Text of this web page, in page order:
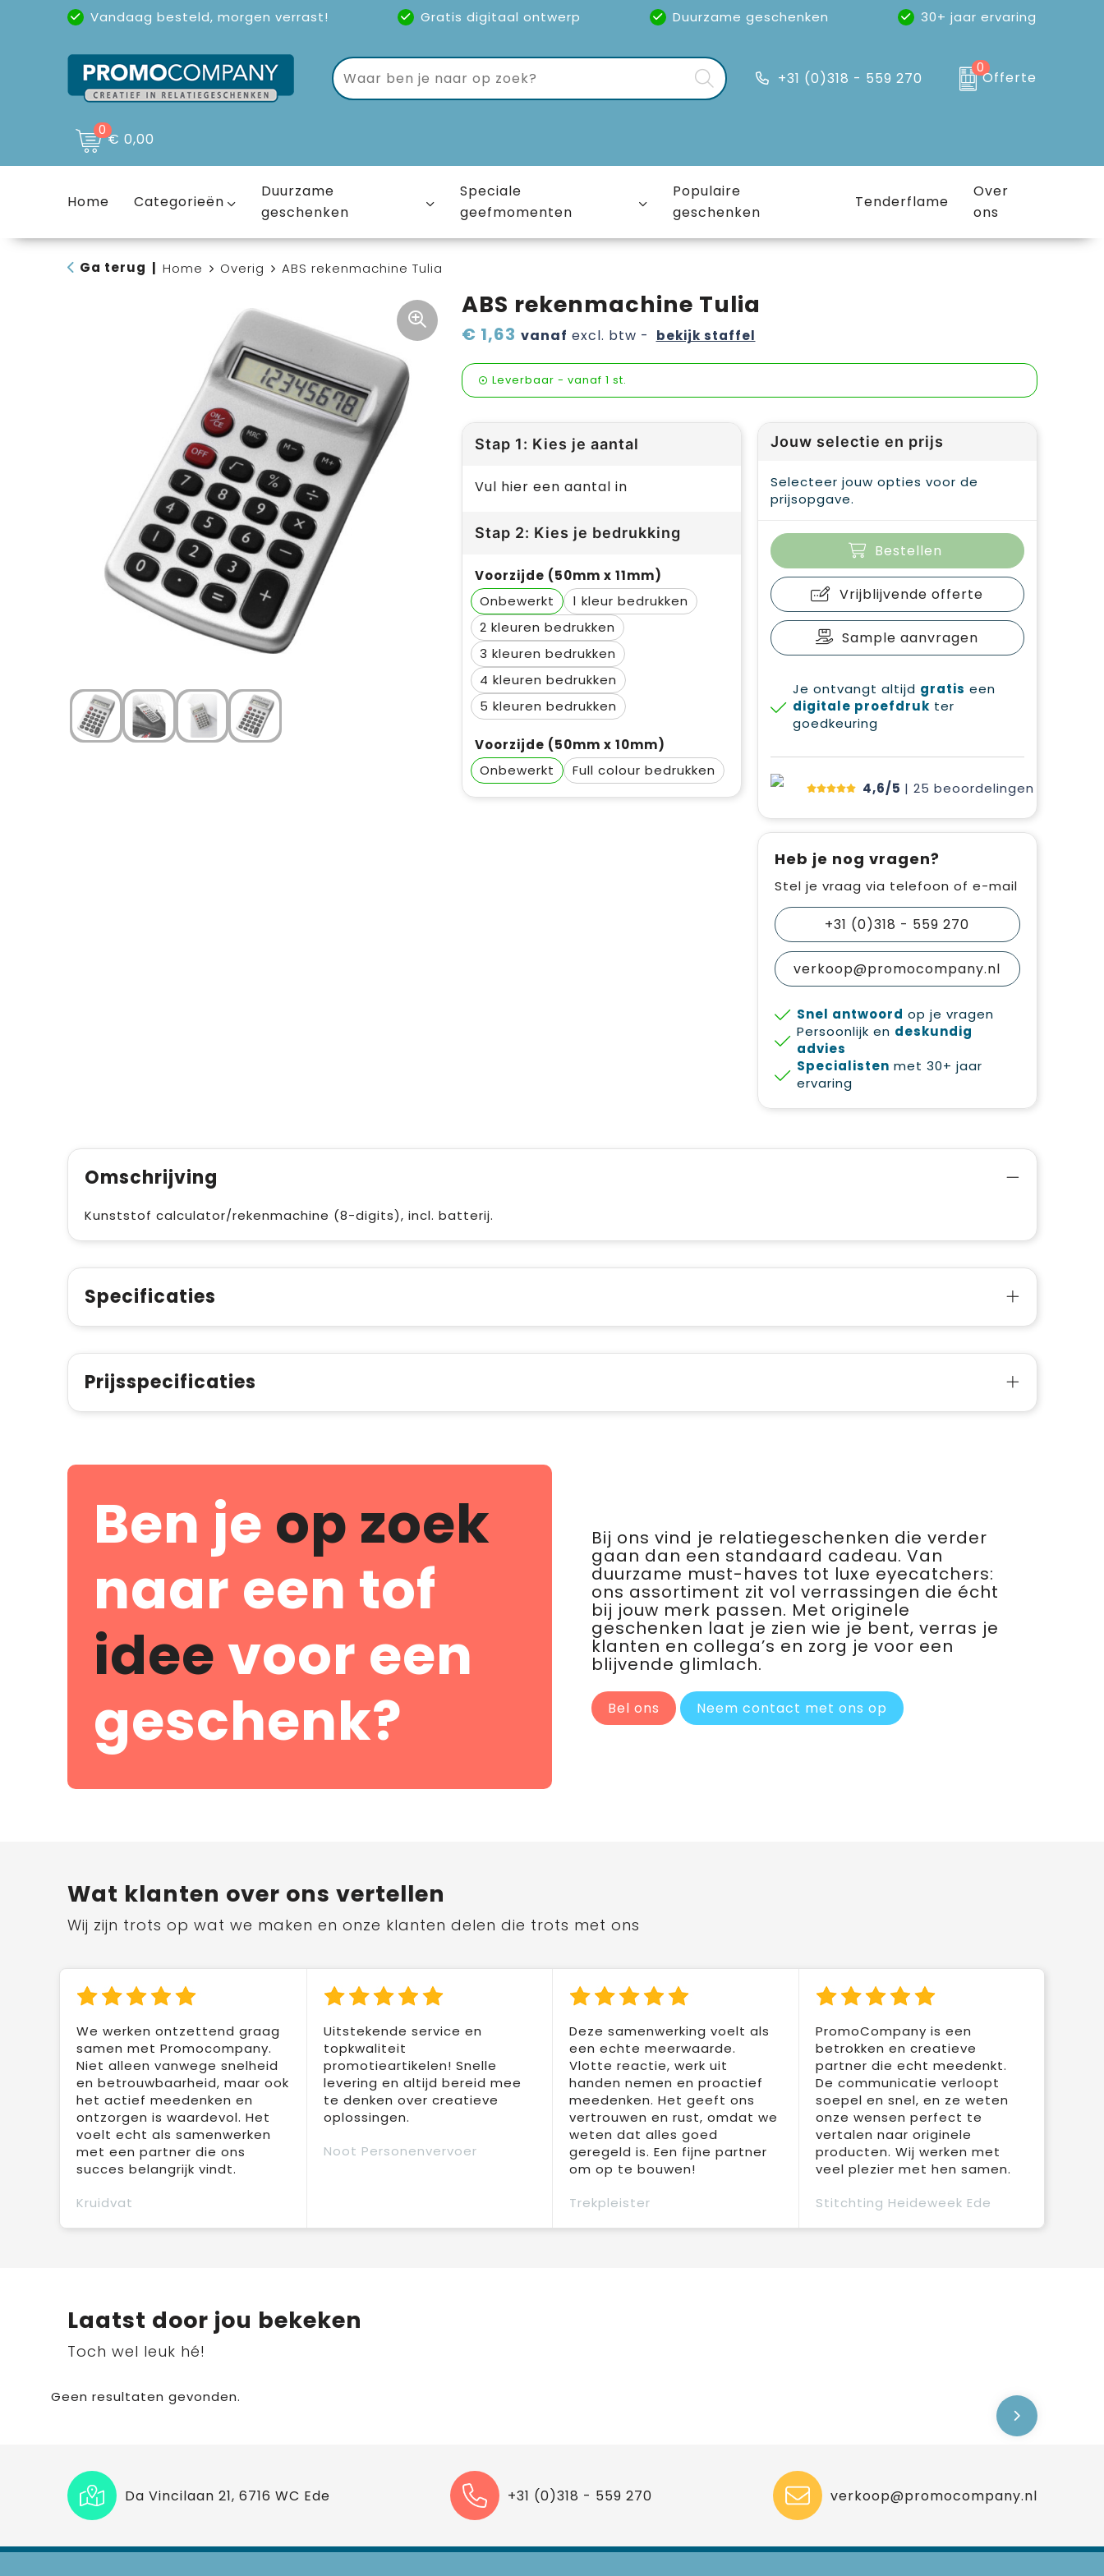
Vandaag besteld, morgen verrast! Gratis digitaal ontwerp Duurzame geschenken
30+ jaar ervaring
Uitstekende reviews(4,6/5)
+31 (0)318 - 559 270
0
Offerte
0€ 0,00
Home Categorieën
Duurzame
geschenken
Speciale
geefmomenten
Populaire
geschenken
Tenderflame
Over
ons
Ga terug Home Overig ABS rekenmachine Tulia
ABS rekenmachine Tulia
€ 1,63 vanaf excl. btw - bekijk staffel
Leverbaar - vanaf 1 st.
Stap 1: Kies je aantal
Vul hier een aantal in
Stap 2: Kies je bedrukking
Voorzijde (50mm x 11mm)
Onbewerkt
1
2
3
4
5
Voorzijde (50mm x 10mm)
Onbewerkt
Full colour
Jouw selectie en prijs
Selecteer jouw opties voor de
prijsopgave.
Bestellen
Vrijblijvende offerte
Sample aanvragen
Je ontvangt altijd gratis een
digitale proefdruk ter
goedkeuring
4,6/5 | 25 beoordelingen
Heb je nog vragen?
Stel je vraag via telefoon of e-mail
+31 (0)318 - 559 270
verkoop@promocompany.nl
Snel antwoord op je vragen
Persoonlijk en deskundig
advies
Specialisten met 30+ jaar
ervaring
Omschrijving
Kunststof calculator/rekenmachine (8-digits), incl. batterij.
Specificaties
Prijsspecificaties
Ben je op zoek
naar een tof
ideevoor een
geschenk?
Bij ons vind je relatiegeschenken die verder
gaan dan een standaard cadeau. Van
duurzame must-haves tot luxe eyecatchers:
ons assortiment zit vol verrassingen die écht
bij jouw merk passen. Met originele
geschenken laat je zien wie je bent, verras je
klanten en collega’s en zorg je voor een
blijvende glimlach.
Bel ons Neem contact met ons op
Wat klanten over ons vertellen
Wij zijn trots op wat we maken en onze klanten delen die trots met ons
We werken ontzettend graag
samen met Promocompany.
Niet alleen vanwege snelheid
en betrouwbaarheid, maar ook
het actief meedenken en
ontzorgen is waardevol. Het
voelt echt als samenwerken
met een partner die ons
succes belangrijk vindt.
Kruidvat
Uitstekende service en
topkwaliteit
promotieartikelen! Snelle
levering en altijd bereid mee
te denken over creatieve
oplossingen.
Noot Personenvervoer
Deze samenwerking voelt als
een echte meerwaarde.
Vlotte reactie, werk uit
handen nemen en proactief
meedenken. Het geeft ons
vertrouwen en rust, omdat we
weten dat alles goed
geregeld is. Een fijne partner
om op te bouwen!
Trekpleister
PromoCompany is een
betrokken en creatieve
partner die echt meedenkt.
De communicatie verloopt
soepel en snel, en ze weten
onze wensen perfect te
vertalen naar originele
producten. Wij werken met
veel plezier met hen samen.
Stitchting Heideweek Ede
Laatst door jou bekeken
Toch wel leuk hé!
Geen resultaten gevonden.
Da Vincilaan 21, 6716 WC Ede +31 (0)318 - 559 270 verkoop@promocompany.nl